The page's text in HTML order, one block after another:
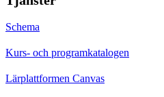
Schema
Kurs- och programkatalogen
Lärplattformen Canvas